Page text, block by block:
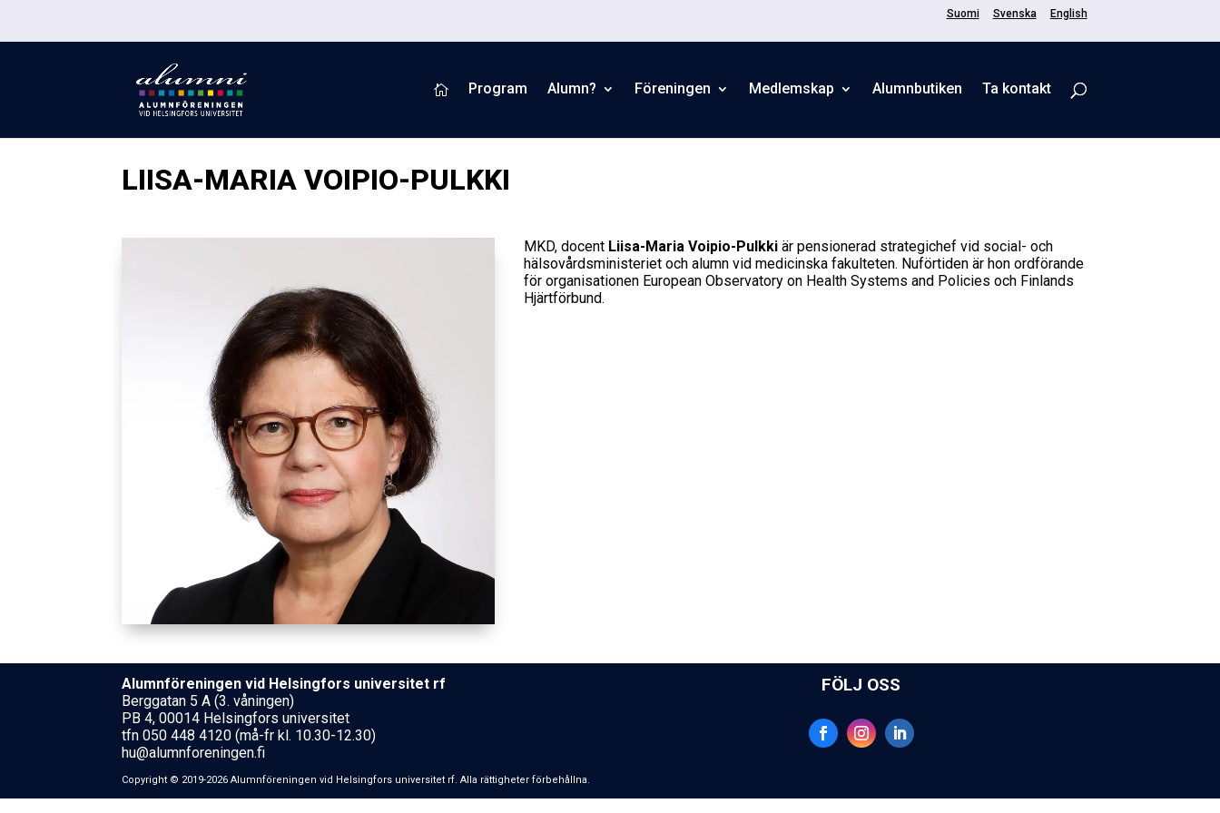
Suomi Svenska English
 Program Alumn? Föreningen Medlemskap Alumnbutiken Ta kontakt
LIISA-MARIA VOIPIO-PULKKI
MKD, docent Liisa-Maria Voipio-Pulkkiär pensionerad strategichef vid social- och
hälsovårdsministeriet och alumn vid medicinska fakulteten. Nuförtiden är hon ordförande
för organisationen European Observatory on Health Systems and Policies och Finlands
Hjärtförbund.
Alumnföreningen vid Helsing­fors uni­ver­si­tet rf
Berggatan 5 A (3. våningen)
PB 4, 00014 Helsingfors universitet
tfn 050 448 4120 (må-fr kl. 10.30-12.30)
hu@alumnforeningen.fi
FÖLJ OSS
Copyright © 2019-2026 Alumnföreningen vid Helsing­fors uni­ver­si­tet rf. Alla rättigheter förbehållna.